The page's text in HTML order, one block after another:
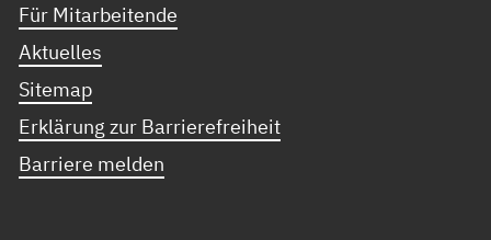
Für Mitarbeitende
Aktuelles
Sitemap
Erklärung zur Barrierefreiheit
Barriere melden